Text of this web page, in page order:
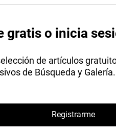
gratis o inicia
de artículos
de Búsqueda y Galería.
Registrarme